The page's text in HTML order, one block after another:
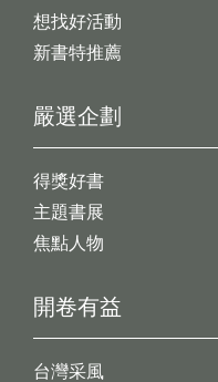
想找好活動
新書特推薦
開卷有益
台灣采風
嚴選企劃
得獎好書
主題書展
焦點人物